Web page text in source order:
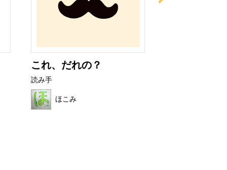
これ、だれの？
読み手
ほこみ